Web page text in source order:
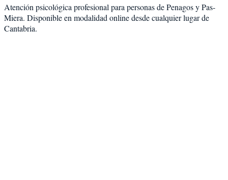
Atención psicológica profesional para personas dePenagosyPas-
Miera. Disponible en modalidad online desde cualquier lugar de
Cantabria.